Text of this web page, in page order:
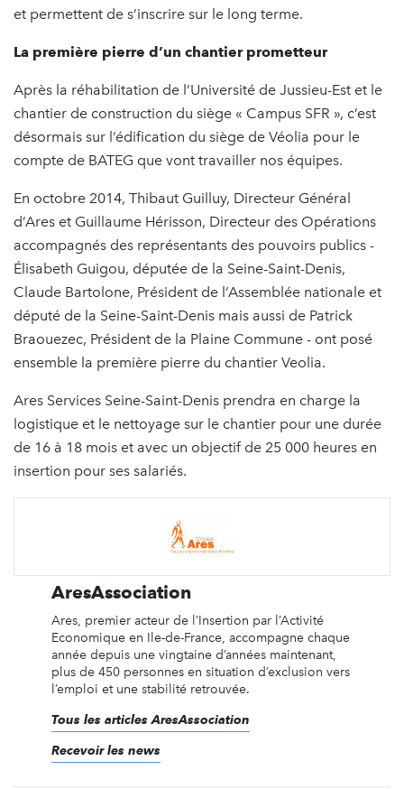
et permettent de s’inscrire sur le long terme.
La première pierre d’un chantier prometteur
Après la réhabilitation de l’Université de Jussieu-Est et le
chantier de construction du siège « Campus SFR », c’est
désormais sur l’édification du siège de Véolia pour le
compte de BATEG que vont travailler nos équipes.
En octobre 2014, Thibaut Guilluy, Directeur Général
d’Ares et Guillaume Hérisson, Directeur des Opérations
accompagnés des représentants des pouvoirs publics -
Élisabeth Guigou, députée de la Seine-Saint-Denis,
Claude Bartolone, Président de l’Assemblée nationale et
député de la Seine-Saint-Denis mais aussi de Patrick
Braouezec, Président de la Plaine Commune - ont posé
ensemble la première pierre du chantier Veolia.
Ares Services Seine-Saint-Denis prendra en charge la
logistique et le nettoyage sur le chantier pour une durée
de 16 à 18 mois et avec un objectif de 25 000 heures en
insertion pour ses salariés.
AresAssociation
Ares, premier acteur de l’Insertion par l’Activité
Economique en Ile-de-France, accompagne chaque
année depuis une vingtaine d’années maintenant,
plus de 450 personnes en situation d’exclusion vers
l’emploi et une stabilité retrouvée.
Tous les articles AresAssociation
Recevoir les news